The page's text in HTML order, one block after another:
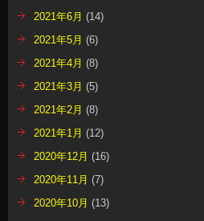
2021年6月 (14)
2021年5月 (6)
2021年4月 (8)
2021年3月 (5)
2021年2月 (8)
2021年1月 (12)
2020年12月 (16)
2020年11月 (7)
2020年10月 (13)